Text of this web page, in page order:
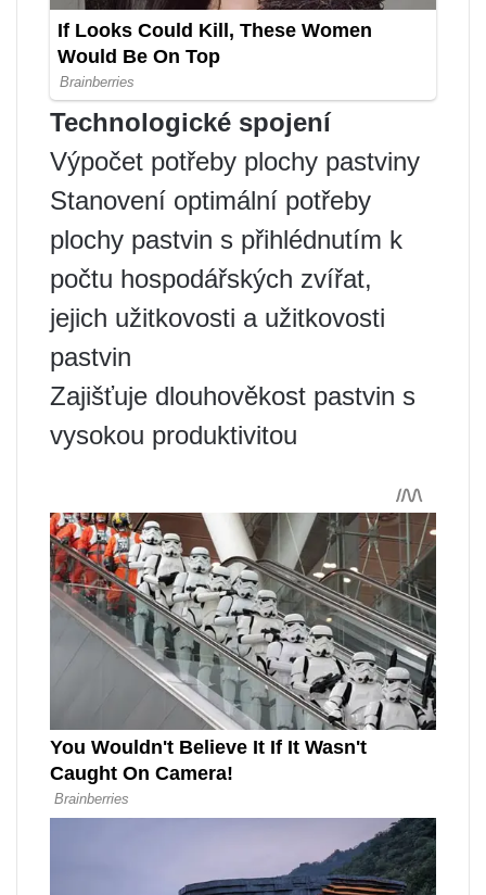
Technologické spojení
Výpočet potřeby plochy pastviny
Stanovení optimální potřeby
plochy pastvin s přihlédnutím k
počtu hospodářských zvířat,
jejich užitkovosti a užitkovosti
pastvin
Zajišťuje dlouhověkost pastvin s
vysokou produktivitou